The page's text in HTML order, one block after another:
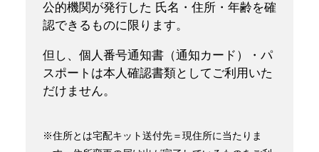
公的機関が発行した 氏名・住所・年齢を確
認できるものに限ります。
但し、個人番号通知書（通知カード）・パ
スポートは本人確認書類としてご利用いた
だけません。
※住所とは宅配キット送付先＝現住所に当たりま